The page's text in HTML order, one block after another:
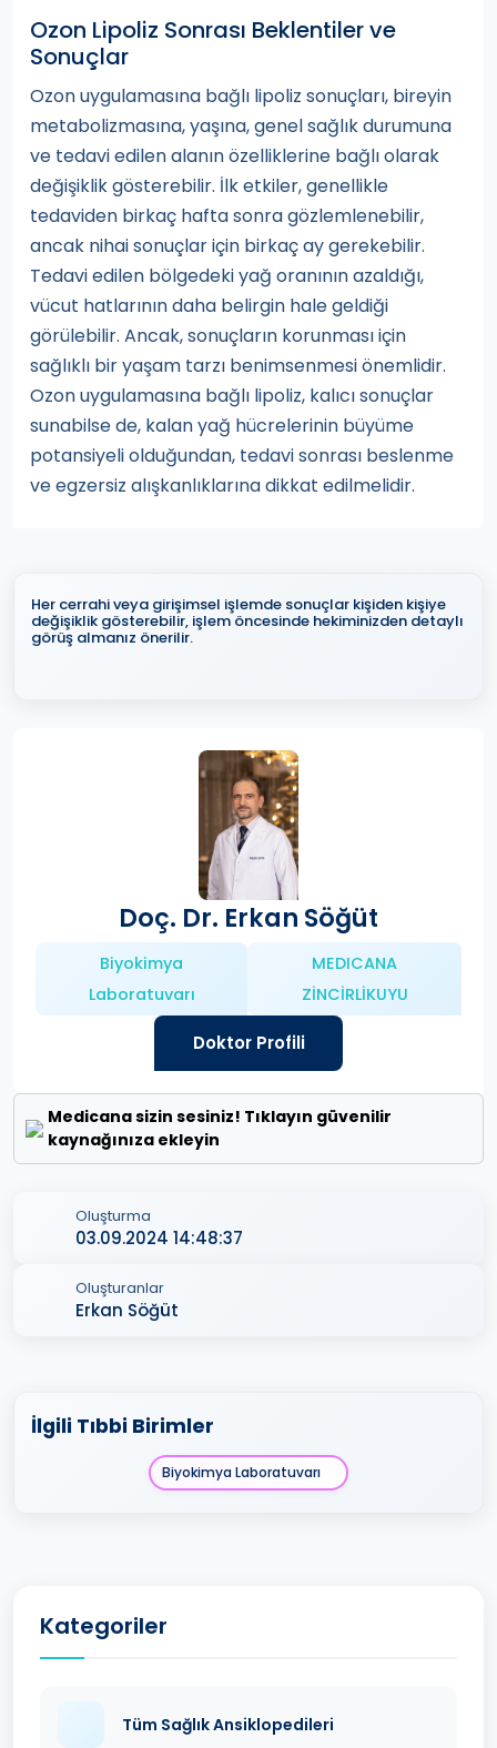
Ozon Lipoliz Sonrası Beklentiler ve
Sonuçlar
Ozon uygulamasına bağlı lipoliz sonuçları, bireyin
metabolizmasına, yaşına, genel sağlık durumuna
ve tedavi edilen alanın özelliklerine bağlı olarak
değişiklik gösterebilir. İlk etkiler, genellikle
tedaviden birkaç hafta sonra gözlemlenebilir,
ancak nihai sonuçlar için birkaç ay gerekebilir.
Tedavi edilen bölgedeki yağ oranının azaldığı,
vücut hatlarının daha belirgin hale geldiği
görülebilir. Ancak, sonuçların korunması için
sağlıklı bir yaşam tarzı benimsenmesi önemlidir.
Ozon uygulamasına bağlı lipoliz, kalıcı sonuçlar
sunabilse de, kalan yağ hücrelerinin büyüme
potansiyeli olduğundan, tedavi sonrası beslenme
ve egzersiz alışkanlıklarına dikkat edilmelidir.
Her cerrahi veya girişimsel işlemde sonuçlar kişiden kişiye
değişiklik gösterebilir, işlem öncesinde hekiminizden detaylı
görüş almanız önerilir.
Doç. Dr. Erkan Söğüt
Biyokimya
Laboratuvarı
MEDICANA
ZİNCİRLİKUYU
Doktor Profili
Medicana sizin sesiniz! Tıklayın güvenilir
kaynağınıza ekleyin
Oluşturma
03.09.2024 14:48:37
Oluşturanlar
Erkan Söğüt
İlgili Tıbbi Birimler
Biyokimya Laboratuvarı
Kategoriler
Tüm Sağlık Ansiklopedileri